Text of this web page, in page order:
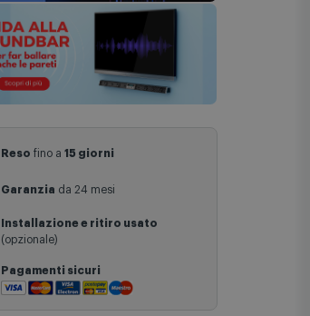
Garanzia da 24 mesi
(opzionale)
Pagamenti sicuri